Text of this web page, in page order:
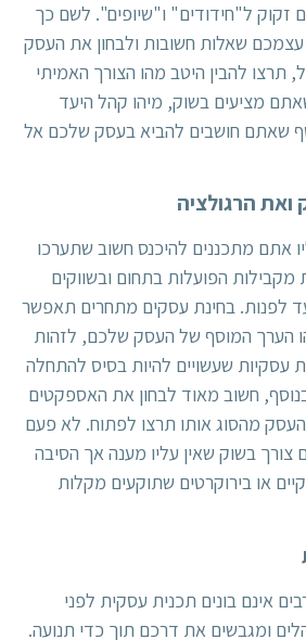
זקוק ל"חידודים" ו"שיופים". לשם כך
שאלות חשובות ולבחון את העסק
תרצו להבין היטב מהו הצורך האמיתי
מציעים בשוק, מיהו קהל היעד
שאתם חושבים להביא בעסק שלכם אל
ואת הרגולציה
אתם מתכננים להיכנס חשוב שתערכו
הפועלות בתחום ובשווקים
לפנות. בחינת עסקים מתחרים תאפשר
הערך המוסף של העסק שלכם, לזהות
עסקיות שעשויים להיות בסיס להתחלה
חשוב מאוד לבחון את האספקטים
מהסוג אותו תרצו לפתוח. לא פעם
צורך בשוק שאין עליו מענה אך הסיבה
או בירוקרטים שתוקעים מקלות
אינם בונים תכנית עסקית לפני
ומגבשים את דרכם תוך כדי תנועה.